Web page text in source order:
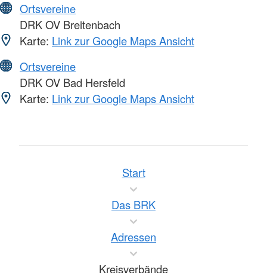
Ortsvereine
DRK OV Breitenbach
Karte: Link zur Google Maps Ansicht
Ortsvereine
DRK OV Bad Hersfeld
Karte: Link zur Google Maps Ansicht
Start
Das BRK
Adressen
Kreisverbände